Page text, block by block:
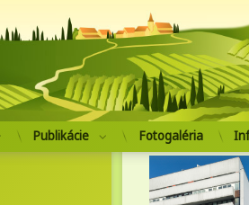
a
Publikácie Fotogaléria